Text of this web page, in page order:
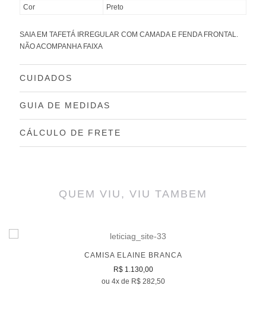
Cor
Preto
SAIA EM TAFETÁ IRREGULAR COM CAMADA E FENDA FRONTAL.
NÃO ACOMPANHA FAIXA
CUIDADOS
GUIA DE MEDIDAS
CÁLCULO DE FRETE
QUEM VIU, VIU TAMBEM
CAMISA ELAINE BRANCA
R$ 1.130,00
ou 4x de R$ 282,50